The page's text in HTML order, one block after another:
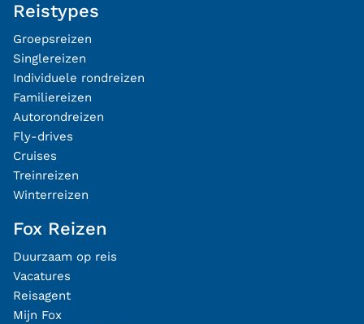
Reistypes
Groepsreizen
Singlereizen
Individuele rondreizen
Familiereizen
Autorondreizen
Fly-drives
Cruises
Treinreizen
Winterreizen
Fox Reizen
Duurzaam op reis
Vacatures
Reisagent
Mijn Fox